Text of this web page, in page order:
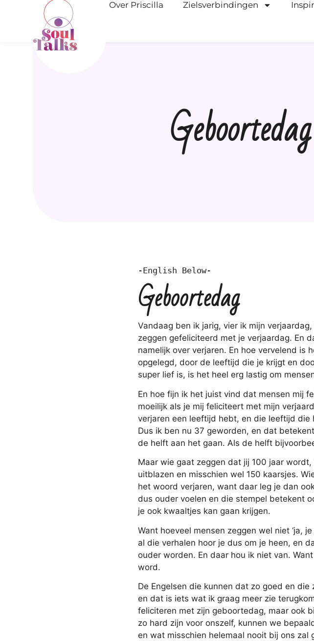
Over Priscilla Zielsverbindingen
Geboortedag
-English Below-
Geboortedag
Vandaag ben ik jarig, vier ik mijn
zeggen gefeliciteerd met je verjaardag. En
namelijk over verjaren. En hoe vervelend is
opgelegd, door de leeftijd die je krijgt en
super lief is, is het heel erg lastig om
En hoe fijn ik het juist vind dat mensen mij
moeilijk als je mij feliciteert met mijn
verjaren een leeftijd hebt, en die leeftijd
Dus ik ben nu 37 geworden, en dat
de helft aan het gaan. Als de helft
Maar wie gaat zeggen dat jij 100 jaar
uitblazen en misschien wel 150 kaarsjes.
het woord verjaren, want daar leg je dan
dus ouder voelen en die stempel betekent
je ook kwaaltjes kan gaan krijgen.
Want hoeveel mensen zeggen wel niet ‘ja,
al die verhalen hoor je dus om je heen, en
ouder worden. En daar hou ik niet van.
word.
De Engelsen die kunnen dat zo goed en
en dat is iets wat ik graag meer zie
feliciteren met zijn geboortedag, maar ook
zo hard zijn voor onszelf, kunnen we
en wat misschien helemaal nooit bij ons zal